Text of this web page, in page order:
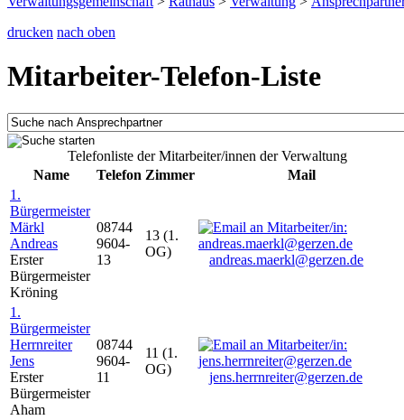
drucken nach oben
Mitarbeiter-Telefon-Liste
Telefonliste der Mitarbeiter/innen der Verwaltung
Name
Telefon Zimmer
Mail
1.
Bürgermeister
Märkl
Andreas
Erster
Bürgermeister
Kröning
08744
9604-
13
13 (1.
OG)
andreas.maerkl@gerzen.de
1.
Bürgermeister
Herrnreiter
Jens
Erster
Bürgermeister
Aham
08744
9604-
11
11 (1.
OG)
jens.herrnreiter@gerzen.de